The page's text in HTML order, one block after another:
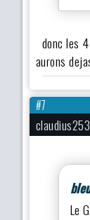
donc les
aurons
#7
Le